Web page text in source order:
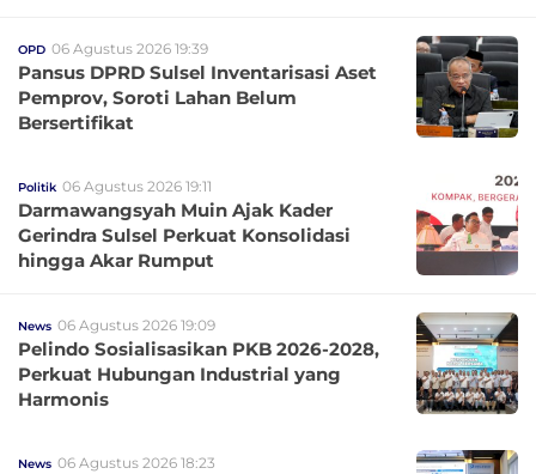
OPD 06 Agustus 2026 19:39
Pansus DPRD Sulsel Inventarisasi Aset
Pemprov, Soroti Lahan Belum
Bersertifikat
Politik 06 Agustus 2026 19:11
Darmawangsyah Muin Ajak Kader
Gerindra Sulsel Perkuat Konsolidasi
hingga Akar Rumput
News 06 Agustus 2026 19:09
Pelindo Sosialisasikan PKB 2026-2028,
Perkuat Hubungan Industrial yang
Harmonis
News 06 Agustus 2026 18:23